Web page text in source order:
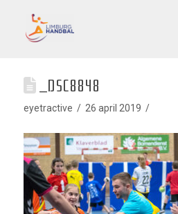
_DSC8848
eyetractive 26 april 2019